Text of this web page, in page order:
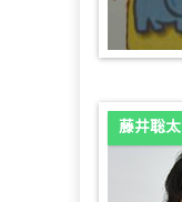
藤井聡太